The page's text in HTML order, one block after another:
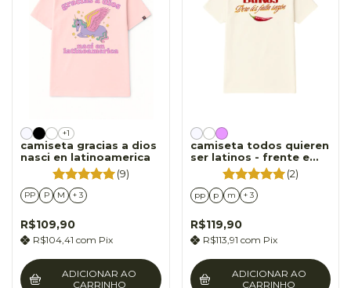
+1
camiseta gracias a dios
nasci en latinoamerica
(9)
PP P M + 3
R$109,90
R$104,41 com Pix
ADICIONAR AO
CARRINHO
camiseta todos quieren
ser latinos - frente e
costas
(2)
pp p m + 3
R$119,90
R$113,91 com Pix
ADICIONAR AO
CARRINHO